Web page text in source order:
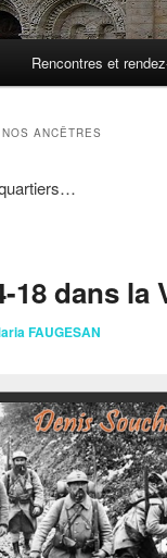
Rencontres et
NOS ANCÊTRES
18 dans la
FAUGESAN